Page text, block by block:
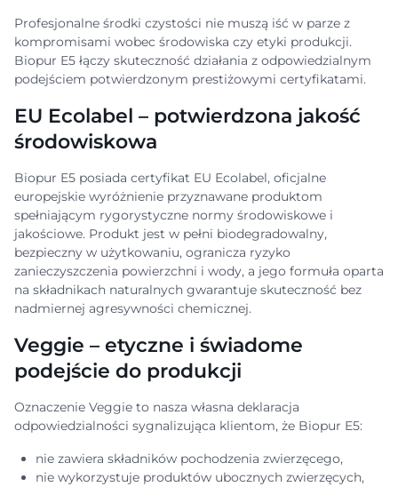
Profesjonalne środki czystości nie muszą iść w parze z
kompromisami wobec środowiska czy etyki produkcji.
Biopur E5 łączy skuteczność działania z odpowiedzialnym
podejściem potwierdzonym prestiżowymi certyfikatami.
EU Ecolabel – potwierdzona jakość
środowiskowa
Biopur E5 posiada certyfikat EU Ecolabel, oficjalne
europejskie wyróżnienie przyznawane produktom
spełniającym rygorystyczne normy środowiskowe i
jakościowe. Produkt jest w pełni biodegradowalny,
bezpieczny w użytkowaniu, ogranicza ryzyko
zanieczyszczenia powierzchni i wody, a jego formuła oparta
na składnikach naturalnych gwarantuje skuteczność bez
nadmiernej agresywności chemicznej.
Veggie – etyczne i świadome
podejście do produkcji
Oznaczenie Veggie to nasza własna deklaracja
odpowiedzialności sygnalizująca klientom, że Biopur E5:
nie zawiera składników pochodzenia zwierzęcego,
nie wykorzystuje produktów ubocznych zwierzęcych,